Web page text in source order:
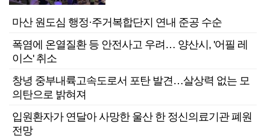
마산 원도심 행정·주거복합단지 연내 준공 수순
폭염에 온열질환 등 안전사고 우려… 양산시, '어필 레
이스' 취소
창녕 중부내륙고속도로서 포탄 발견…살상력 없는 모
의탄으로 밝혀져
입원환자가 연달아 사망한 울산 한 정신의료기관 폐원
전망